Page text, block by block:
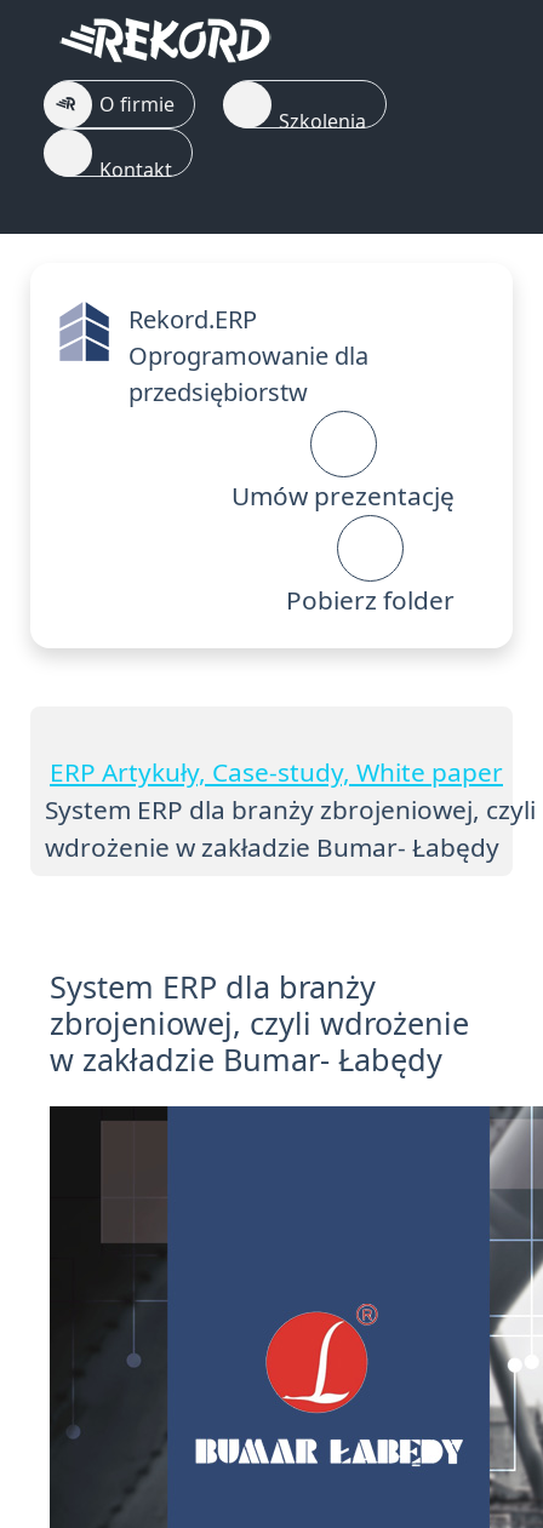
O firmie
Szkolenia
Kontakt
Rekord.ERP
Oprogramowanie dla
przedsiębiorstw
Umów prezentację
Pobierz folder
ERP Artykuły, Case-study, White paper
System ERP dla branży zbrojeniowej, czyli
wdrożenie w zakładzie Bumar- Łabędy
System ERP dla branży
zbrojeniowej, czyli wdrożenie
w zakładzie Bumar- Łabędy